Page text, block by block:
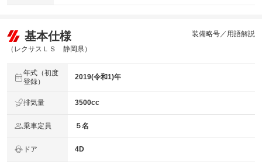
基本仕様
（レクサスＬＳ 静岡県）
装備略号／用語解説
年式（初度
登録）
2019(令和1)年
排気量 3500cc
乗車定員 ５名
ドア 4D